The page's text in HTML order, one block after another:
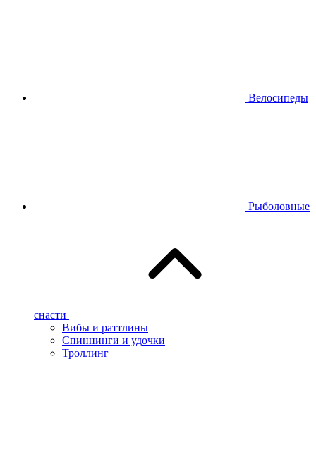
Велосипеды
Рыболовные
снасти
Вибы и раттлины
Спиннинги и удочки
Троллинг